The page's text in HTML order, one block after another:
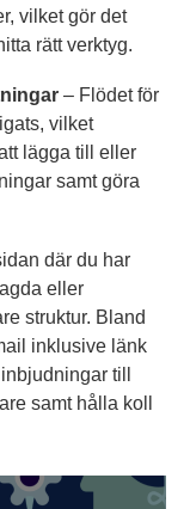
vilket gör det
rätt verktyg.
– Flödet för
vilket
lägga till eller
samt göra
där du har
eller
struktur. Bland
inklusive länk
till
samt hålla koll